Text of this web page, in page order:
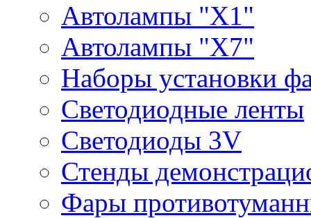
Автолампы "Х1"
Автолампы "Х7"
Наборы установки
Светодиодные ленты
Светодиоды 3V
Стенды
Фары